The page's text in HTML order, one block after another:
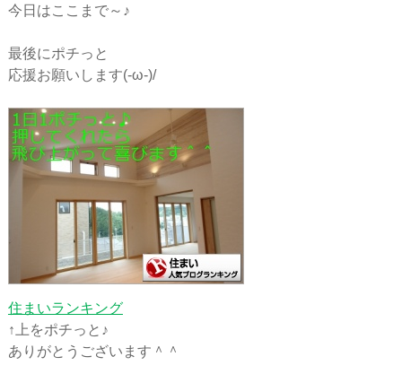
今日はここまで～♪
最後にポチっと
応援お願いします(-ω-)/
住まいランキング
↑上をポチっと♪
ありがとうございます＾＾